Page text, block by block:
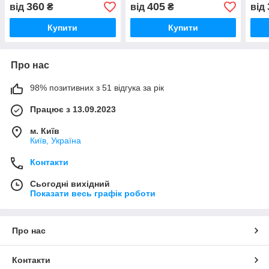
від 360 ₴
Купити
від 405₴
Купити
від
Про нас
98% позитивних з 51 відгука за рік
Працює з 13.09.2023
м. Київ
Київ, Україна
Контакти
Сьогодні вихідний
Показати весь графік роботи
Про нас
Контакти